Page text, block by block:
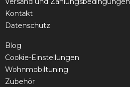
Kontakt
Datenschutz
Blog
Cookie-Einstellungen
Wohnmobiltuning
Zubehör